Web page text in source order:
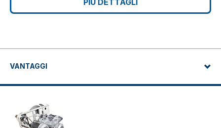
PIÙ DETTAGLI
VANTAGGI